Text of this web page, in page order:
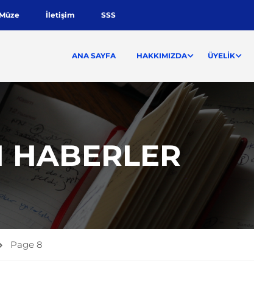
İletişim SSS
ANA SAYFA HAKKIMIZDA ÜYELIK
HABERLER
Page 8